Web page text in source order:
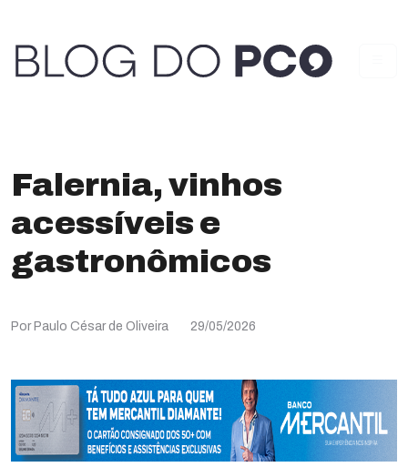
Falernia, vinhos
acessíveis e
gastronômicos
Por Paulo César de Oliveira 29/05/2026